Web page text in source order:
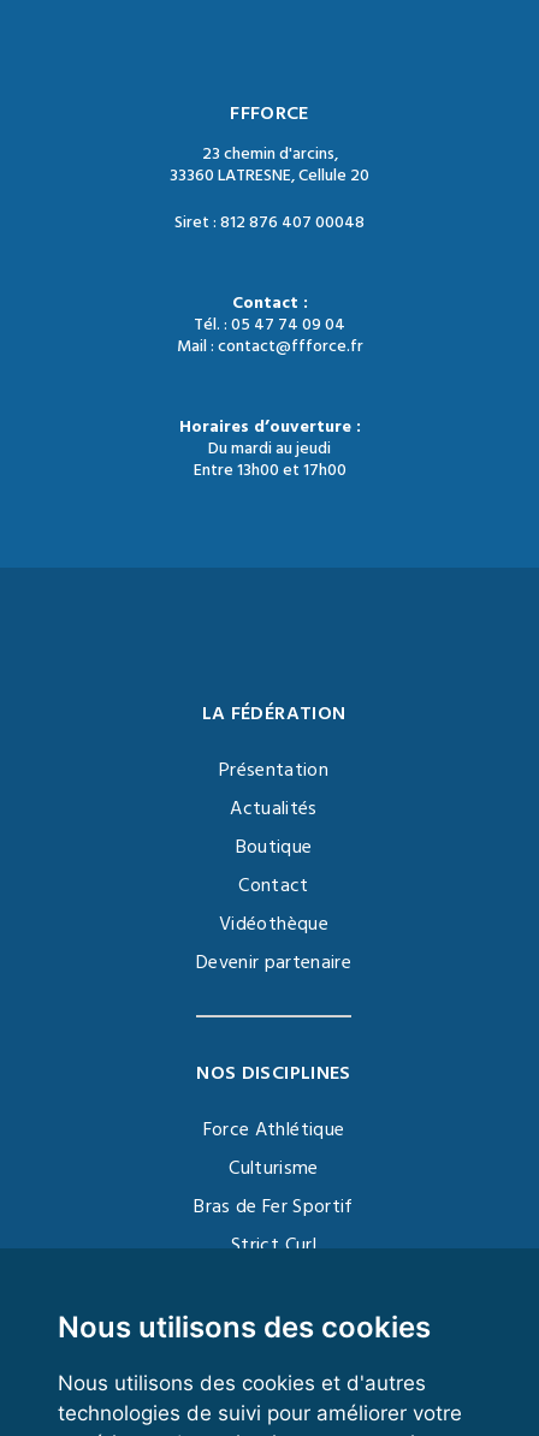
Nous utilisons des cookies
Nous utilisons des cookies et d'autres
technologies de suivi pour améliorer votre
FFFORCE
23 chemin d'arcins,
33360 LATRESNE, Cellule 20
Siret : 812 876 407 00048
Contact :
Tél. : 05 47 74 09 04
Mail : contact@ffforce.fr
Horaires d’ouverture :
Du mardi au jeudi
Entre 13h00 et 17h00
LA FÉDÉRATION
Présentation
Actualités
Boutique
Contact
Vidéothèque
Devenir partenaire
NOS DISCIPLINES
Force Athlétique
Culturisme
Bras de Fer Sportif
Strict Curl
Kettlebell